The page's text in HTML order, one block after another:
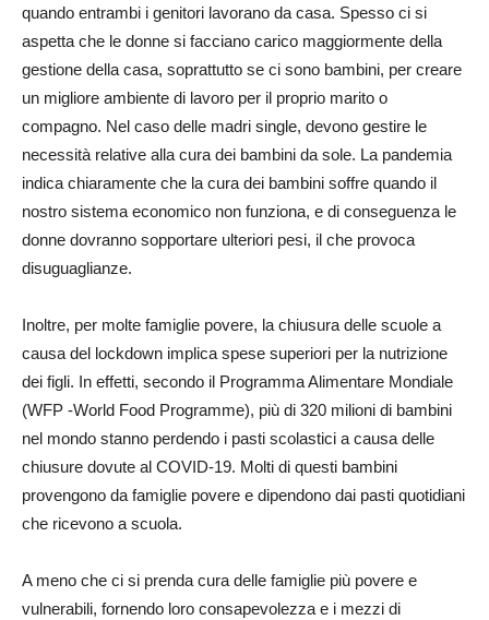
quando entrambi i genitori lavorano da casa. Spesso ci si
aspetta che le donne si facciano carico maggiormente della
gestione della casa, soprattutto se ci sono bambini, per creare
un migliore ambiente di lavoro per il proprio marito o
compagno. Nel caso delle madri single, devono gestire le
necessità relative alla cura dei bambini da sole. La pandemia
indica chiaramente che la cura dei bambini soffre quando il
nostro sistema economico non funziona, e di conseguenza le
donne dovranno sopportare ulteriori pesi, il che provoca
disuguaglianze.
Inoltre, per molte famiglie povere, la chiusura delle scuole a
causa del lockdown implica spese superiori per la nutrizione
dei figli. In effetti, secondo il Programma Alimentare Mondiale
(WFP -World Food Programme), più di 320 milioni di bambini
nel mondo stanno perdendo i pasti scolastici a causa delle
chiusure dovute al COVID-19. Molti di questi bambini
provengono da famiglie povere e dipendono dai pasti quotidiani
che ricevono a scuola.
A meno che ci si prenda cura delle famiglie più povere e
vulnerabili, fornendo loro consapevolezza e i mezzi di